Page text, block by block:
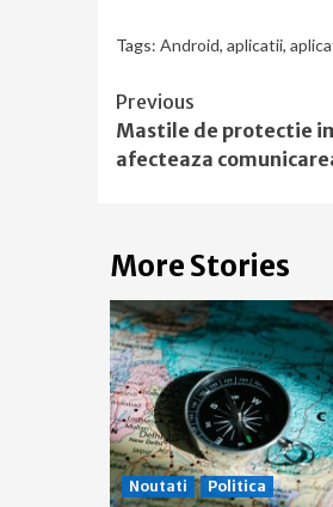
Tags: Android, aplicatii,
Continue
Reading
Previous
Mastile de protectie
afecteaza
More Stories
Noutati Politica